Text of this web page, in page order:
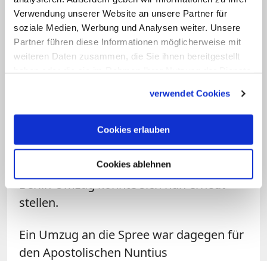
Verwendung unserer Website an unsere Partner für
soziale Medien, Werbung und Analysen weiter. Unsere
Partner führen diese Informationen möglicherweise mit
weiteren Daten zusammen, die Sie ihnen bereitgestellt
verwendet Cookies
Cookies erlauben
Cookies ablehnen
gefragt. Ein Wechsel des personell
breiter aufgestellten Bonner
"Sekretariats der Deutschen
Bischofskonferenz" kam im selben Jahr
nicht zustande, weil eine Stimme zur
Zweidrittelmehrheit fehlte. Das
Sekretariat blieb in Bonn, findet dort aber
nur selten Ansprechpartner aus Politik
und Verbänden. Die Frage nach einem
Berlin-Umzug könnte sich nun erneut
stellen.
Ein Umzug an die Spree war dagegen für
den Apostolischen Nuntius